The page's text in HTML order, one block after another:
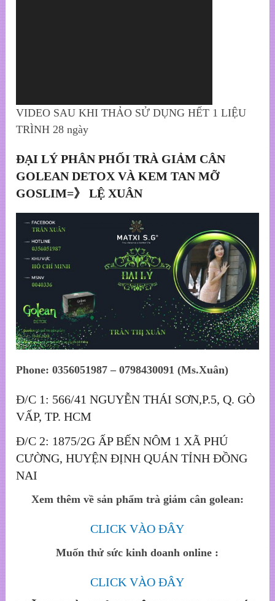
VIDEO SAU KHI THẢO SỬ DỤNG HẾT 1 LIỆU
TRÌNH 28 ngày
ĐẠI LÝ PHÂN PHỐI TRÀ GIẢM CÂN
GOLEAN DETOX VÀ KEM TAN MỠ
GOSLIM=》 LỆ XUÂN
Phone: 0356051987 – 0798430091 (Ms.Xuân)
Đ/C 1: 566/41 NGUYỄN THÁI SƠN,P.5, Q. GÒ
VẤP, TP. HCM
Đ/C 2: 1875/2G ẤP BẾN NÔM 1 XÃ PHÚ
CƯỜNG, HUYỆN ĐỊNH QUÁN TỈNH ĐỒNG
NAI
Xem thêm về sản phẩm trà giảm cân golean:
CLICK VÀO ĐÂY
Muốn thử sức kinh doanh online :
CLICK VÀO ĐÂY